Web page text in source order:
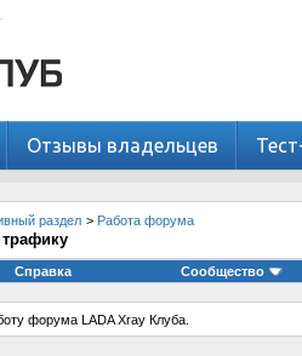
Отзывы владельцев
раздел > Работа форума
Справка Сообщество
форума LADA Xray Клуба.